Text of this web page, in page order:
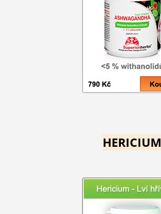
HERICIUM